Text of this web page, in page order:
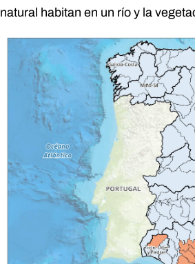
natural habitan en un río y la